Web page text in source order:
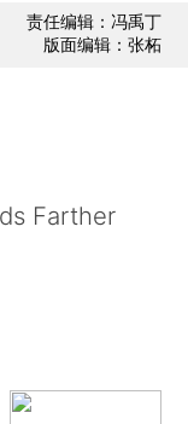
责任编辑：冯禹丁
版面编辑：张柘
Farther